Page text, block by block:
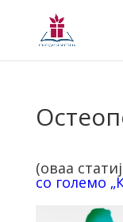
(оваа
со големо